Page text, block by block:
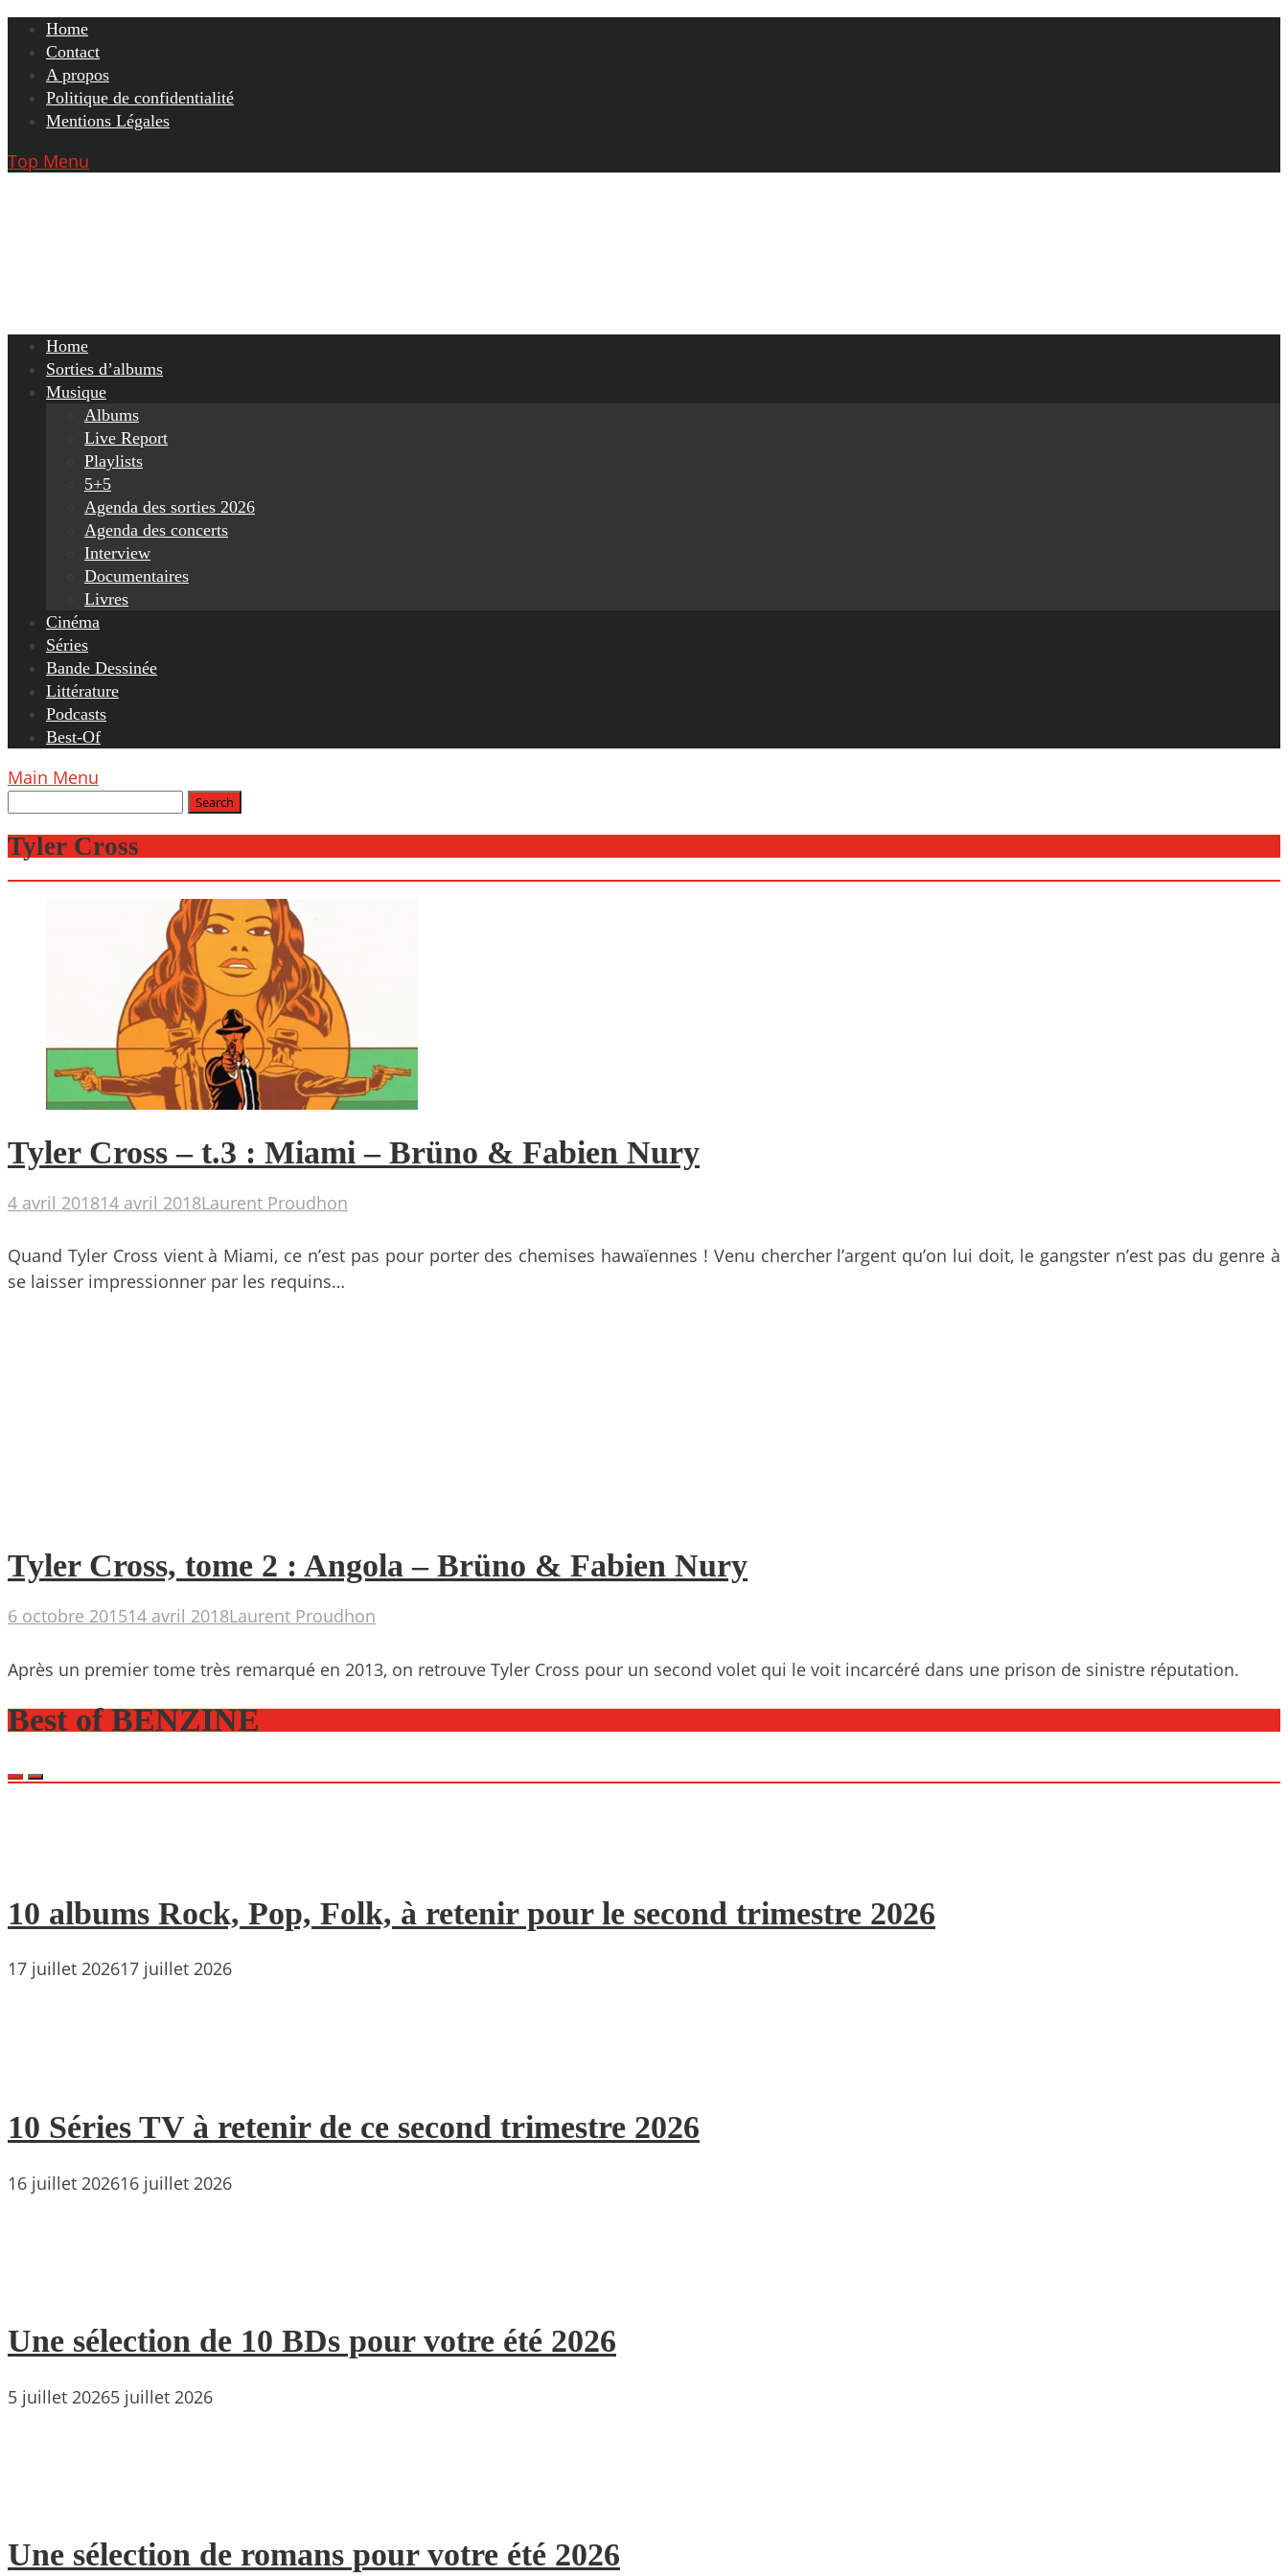
Skip
content
Home
Contact
A propos
Politique de confidentialité
Mentions Légales
Top Menu
Home
Sorties d’albums
Musique
Albums
Live Report
Playlists
5+5
Agenda des sorties 2026
Agenda des concerts
Interview
Documentaires
Livres
Cinéma
Séries
Bande Dessinée
Littérature
Podcasts
Best-Of
Main Menu
Tyler Cross
Tyler Cross – t.3 : Miami – Brüno & Fabien Nury
4 avril 201814 avril 2018Laurent Proudhon
Quand Tyler Cross vient à Miami, ce n’est pas pour porter des chemises hawaïennes ! Venu chercher l’argent qu’on lui doit, le gangster n’est pas du genre à
se laisser impressionner par les requins…
Tyler Cross, tome 2 : Angola – Brüno & Fabien Nury
6 octobre 201514 avril 2018Laurent Proudhon
Après un premier tome très remarqué en 2013, on retrouve Tyler Cross pour un second volet qui le voit incarcéré dans une prison de sinistre réputation.
Best of BENZINE
10 albums Rock, Pop, Folk, à retenir pour le second trimestre 2026
17 juillet 202617 juillet 2026
10 Séries TV à retenir de ce second trimestre 2026
16 juillet 202616 juillet 2026
Une sélection de 10 BDs pour votre été 2026
5 juillet 20265 juillet 2026
Une sélection de romans pour votre été 2026